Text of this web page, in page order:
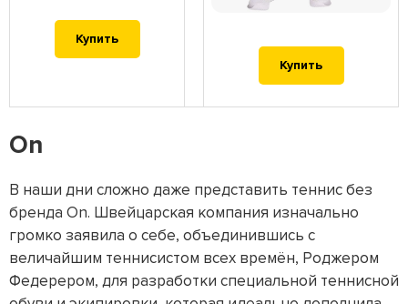
Купить
Купить
On
В наши дни сложно даже представить теннис без
бренда On. Швейцарская компания изначально
громко заявила о себе, объединившись с
величайшим теннисистом всех времён, Роджером
Федерером, для разработки специальной теннисной